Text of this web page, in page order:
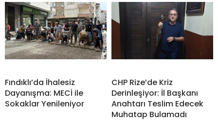
Fındıklı’da İhalesiz
Dayanışma: MECİ ile
Sokaklar Yenileniyor
CHP Rize’de Kriz
Derinleşiyor: İl Başkanı
Anahtarı Teslim Edecek
Muhatap Bulamadı